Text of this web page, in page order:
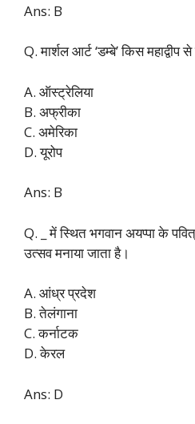
Ans: B
Q. मार्शल आर्ट ‘डम्बे’ किस महाद्वीप
A. ऑस्ट्रेलिया
B. अफ्रीका
C. अमेरिका
D. यूरोप
Ans: B
Q. _ में स्थित भगवान अयप्पा के
उत्सव मनाया जाता है।
A. आंध्र प्रदेश
B. तेलंगाना
C. कर्नाटक
D. केरल
Ans: D